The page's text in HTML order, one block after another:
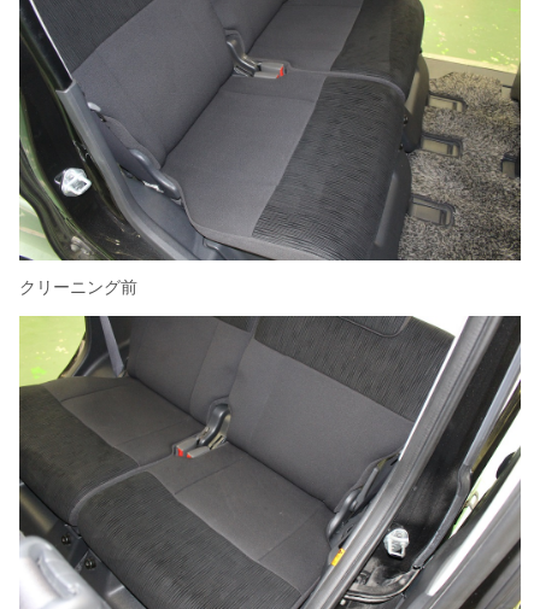
クリーニング前